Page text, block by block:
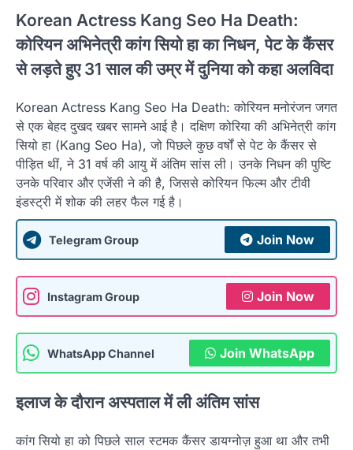
Korean Actress Kang Seo Ha Death:
कोरियन अभिनेत्री कांग सियो हा का निधन, पेट के कैंसर
से लड़ते हुए 31 साल की उम्र में दुनिया को कहा अलविदा
Korean Actress Kang Seo Ha Death: कोरियन मनोरंजन जगत
से एक बेहद दुखद खबर सामने आई है। दक्षिण कोरिया की अभिनेत्री कांग
सियो हा (Kang Seo Ha), जो पिछले कुछ वर्षों से पेट के कैंसर से
पीड़ित थीं, ने 31 वर्ष की आयु में अंतिम सांस ली। उनके निधन की पुष्टि
उनके परिवार और एजेंसी ने की है, जिससे कोरियन फिल्म और टीवी
इंडस्ट्री में शोक की लहर फैल गई है।
Telegram Group Join Now
Instagram Group Join Now
WhatsApp Channel Join WhatsApp
इलाज के दौरान अस्पताल में ली अंतिम सांस
कांग सियो हा को पिछले साल स्टमक कैंसर डायग्नोज़ हुआ था और तभी